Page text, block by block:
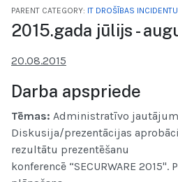
PARENT CATEGORY: IT DROŠĪBAS
2015.gada jūlijs -
20.08.2015
Darba apspriede
Tēmas: Administratīvo
Diskusija/prezentācijas
rezultātu prezentēšanu
konferencē “SECURWARE